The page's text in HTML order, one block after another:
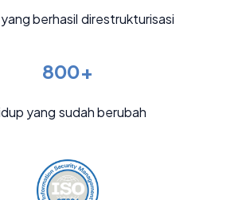
berhasil direstrukturisasi
800+
yang sudah berubah